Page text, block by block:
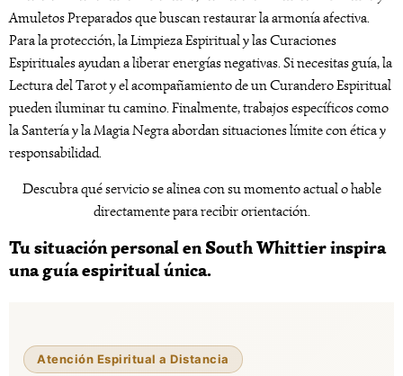
Amuletos Preparados que buscan restaurar la armonía afectiva.
Para la protección, la Limpieza Espiritual y las Curaciones
Espirituales ayudan a liberar energías negativas. Si necesitas guía, la
Lectura del Tarot y el acompañamiento de un Curandero Espiritual
pueden iluminar tu camino. Finalmente, trabajos específicos como
la Santería y la Magia Negra abordan situaciones límite con ética y
responsabilidad.
Descubra qué servicio se alinea con su momento actual o hable
directamente para recibir orientación.
Tu situación personal en South Whittier inspira
una guía espiritual única.
Atención Espiritual a Distancia